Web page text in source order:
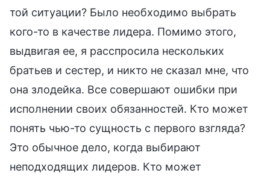
той ситуации? Было необходимо выбрать
кого-то в качестве лидера. Помимо этого,
выдвигая ее, я расспросила нескольких
братьев и сестер, и никто не сказал мне, что
она злодейка. Все совершают ошибки при
исполнении своих обязанностей. Кто может
понять чью-то сущность с первого взгляда?
Это обычное дело, когда выбирают
неподходящих лидеров. Кто может